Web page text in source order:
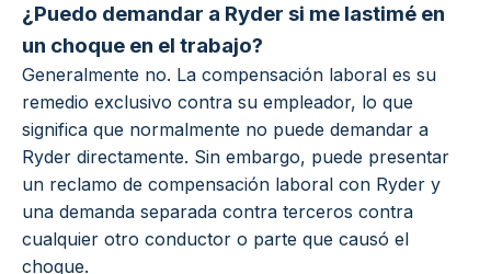
¿Puedo demandar a Ryder si me lastimé en
un choque en el trabajo?
Generalmente no. La compensación laboral es su
remedio exclusivo contra su empleador, lo que
significa que normalmente no puede demandar a
Ryder directamente. Sin embargo, puede presentar
un reclamo de compensación laboral con Ryder y
una demanda separada contra terceros contra
cualquier otro conductor o parte que causó el
choque.